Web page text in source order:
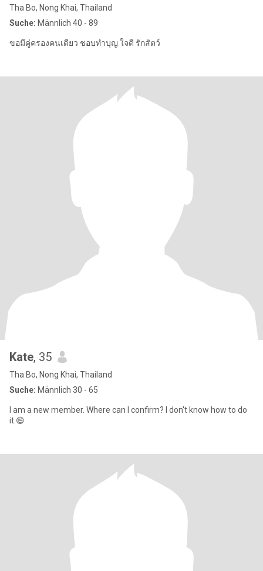
Tha Bo, Nong Khai, Thailand
Suche: Männlich 40 - 89
ขอมีคู่ครองคนเดียว ชอบทำบุญ ใจดี รักสัตว์
Kate, 35
Tha Bo, Nong Khai, Thailand
Suche: Männlich 30 - 65
I am a new member. Where can I confirm? I don't know how to do
it.😄